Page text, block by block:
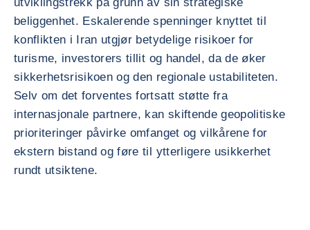
beliggenhet. Eskalerende spenninger knyttet til
konflikten i Iran utgjør betydelige risikoer for
turisme, investorers tillit og handel, da de øker
sikkerhetsrisikoen og den regionale ustabiliteten.
Selv om det forventes fortsatt støtte fra
internasjonale partnere, kan skiftende geopolitiske
prioriteringer påvirke omfanget og vilkårene for
ekstern bistand og føre til ytterligere usikkerhet
rundt utsiktene.